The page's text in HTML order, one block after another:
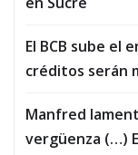
El BCB sube el
créditos serán
Manfred
vergüenza (…)